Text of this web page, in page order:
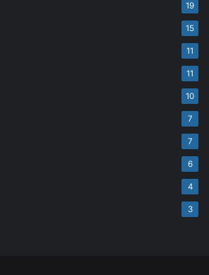
19
15
11
11
10
7
7
6
4
3